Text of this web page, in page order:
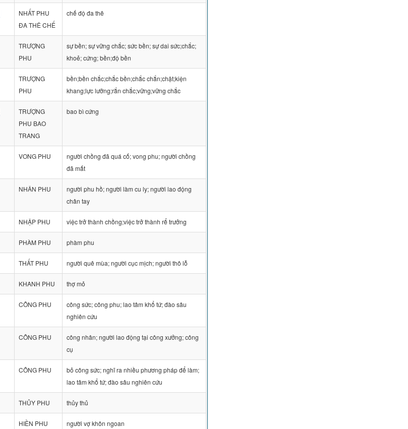
NHẤT PHU
ĐA THÊ CHẾ
chế độ đa thê
TRƯỢNG
PHU
sự bền; sự vững chắc; sức bền; sự dai sức;chắc;
khoẻ; cứng; bền;độ bền
TRƯỢNG
PHU
bền;bền chắc;chắc bền;chắc chắn;chặt;kiện
khang;lực lưỡng;rắn chắc;vững;vững chắc
TRƯỢNG
PHU BAO
TRANG
bao bì cứng
VONG PHU
người chồng đã quá cố; vong phu; người chồng
đã mất
NHÂN PHU
người phu hồ; người làm cu ly; người lao động
chân tay
NHẬP PHU việc trở thành chồng;việc trở thành rể trưởng
PHÀM PHU phàm phu
THẤT PHU người quê mùa; người cục mịch; người thô lỗ
KHANH PHU thợ mỏ
CÔNG PHU
công sức; công phu; lao tâm khổ tứ; đào sâu
nghiên cứu
CÔNG PHU
công nhân; người lao động tại công xưởng; công
cụ
CÔNG PHU
bỏ công sức; nghĩ ra nhiều phương pháp để làm;
lao tâm khổ tứ; đào sâu nghiên cứu
THỦY PHU thủy thủ
HIỀN PHU người vợ khôn ngoan